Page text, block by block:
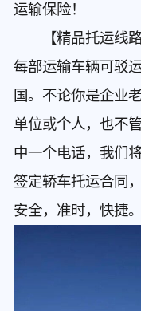
运输保险！
【精品托运线路
每部运输车辆可驳
国。不论你是企业
单位或个人，也不
中一个电话，我们
签定轿车托运合同
安全，准时，快捷。